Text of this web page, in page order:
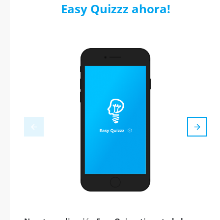
Easy Quizzz ahora!